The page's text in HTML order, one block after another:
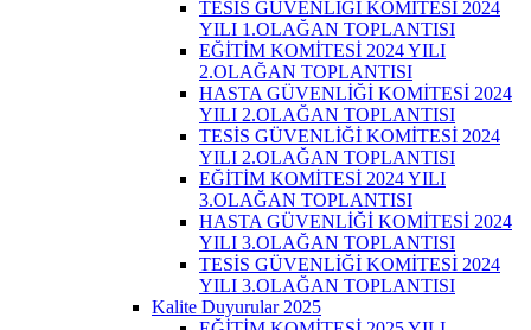
TESİS GÜVENLİĞİ KOMİTESİ 2024
YILI 1.OLAĞAN TOPLANTISI
EĞİTİM KOMİTESİ 2024 YILI
2.OLAĞAN TOPLANTISI
HASTA GÜVENLİĞİ KOMİTESİ 2024
YILI 2.OLAĞAN TOPLANTISI
TESİS GÜVENLİĞİ KOMİTESİ 2024
YILI 2.OLAĞAN TOPLANTISI
EĞİTİM KOMİTESİ 2024 YILI
3.OLAĞAN TOPLANTISI
HASTA GÜVENLİĞİ KOMİTESİ 2024
YILI 3.OLAĞAN TOPLANTISI
TESİS GÜVENLİĞİ KOMİTESİ 2024
YILI 3.OLAĞAN TOPLANTISI
Kalite Duyurular 2025